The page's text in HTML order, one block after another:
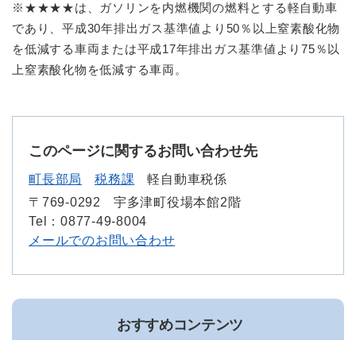
※★★★★は、ガソリンを内燃機関の燃料とする軽自動車
であり、平成30年排出ガス基準値より50％以上窒素酸化物
を低減する車両または平成17年排出ガス基準値より75％以
上窒素酸化物を低減する車両。
このページに関するお問い合わせ先
町長部局 税務課
軽自動車税係
〒769-0292
宇多津町役場本館2階
Tel：0877-49-8004
メールでのお問い合わせ
おすすめコンテンツ